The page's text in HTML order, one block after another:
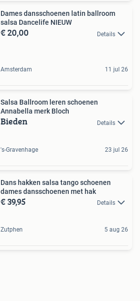
Dames dansschoenen latin ballroom
salsa Dancelife NIEUW
€ 20,00 Details
Amsterdam 11 jul 26
Salsa Ballroom leren schoenen
Annabella merk Bloch
Bieden Details
's-Gravenhage 23 jul 26
Dans hakken salsa tango schoenen
dames dansschoenen met hak
€ 39,95 Details
Zutphen 5 aug 26